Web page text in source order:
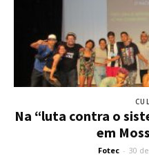
Na “luta contra o
em
Fotec - 30